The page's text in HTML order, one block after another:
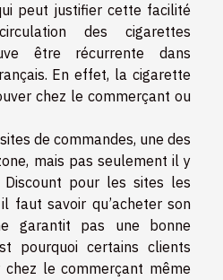
peut justifier cette facilité
des cigarettes
être récurrente dans
En effet, la cigarette
chez le commerçant ou
de commandes, une des
mais pas seulement il y
pour les sites les
faut savoir qu’acheter son
garantit pas une bonne
pourquoi certains clients
chez le commerçant même